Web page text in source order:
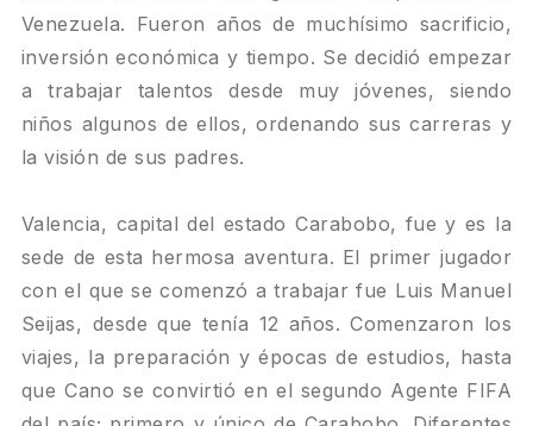
Venezuela. Fueron años de muchísimo sacrificio,
inversión económica y tiempo. Se decidió empezar
a trabajar talentos desde muy jóvenes, siendo
niños algunos de ellos, ordenando sus carreras y
la visión de sus padres.
Valencia, capital del estado Carabobo, fue y es la
sede de esta hermosa aventura. El primer jugador
con el que se comenzó a trabajar fue Luis Manuel
Seijas, desde que tenía 12 años. Comenzaron los
viajes, la preparación y épocas de estudios, hasta
que Cano se convirtió en el segundo Agente FIFA